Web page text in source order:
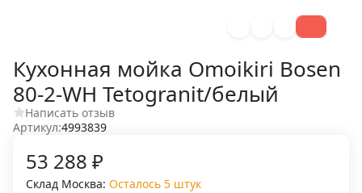
Кухонная мойка Omoikiri Bosen
80-2-WH Tetogranit/белый
Написать отзыв
Артикул:4993839
53 288 ₽
Склад Москва: Осталось 5 штук